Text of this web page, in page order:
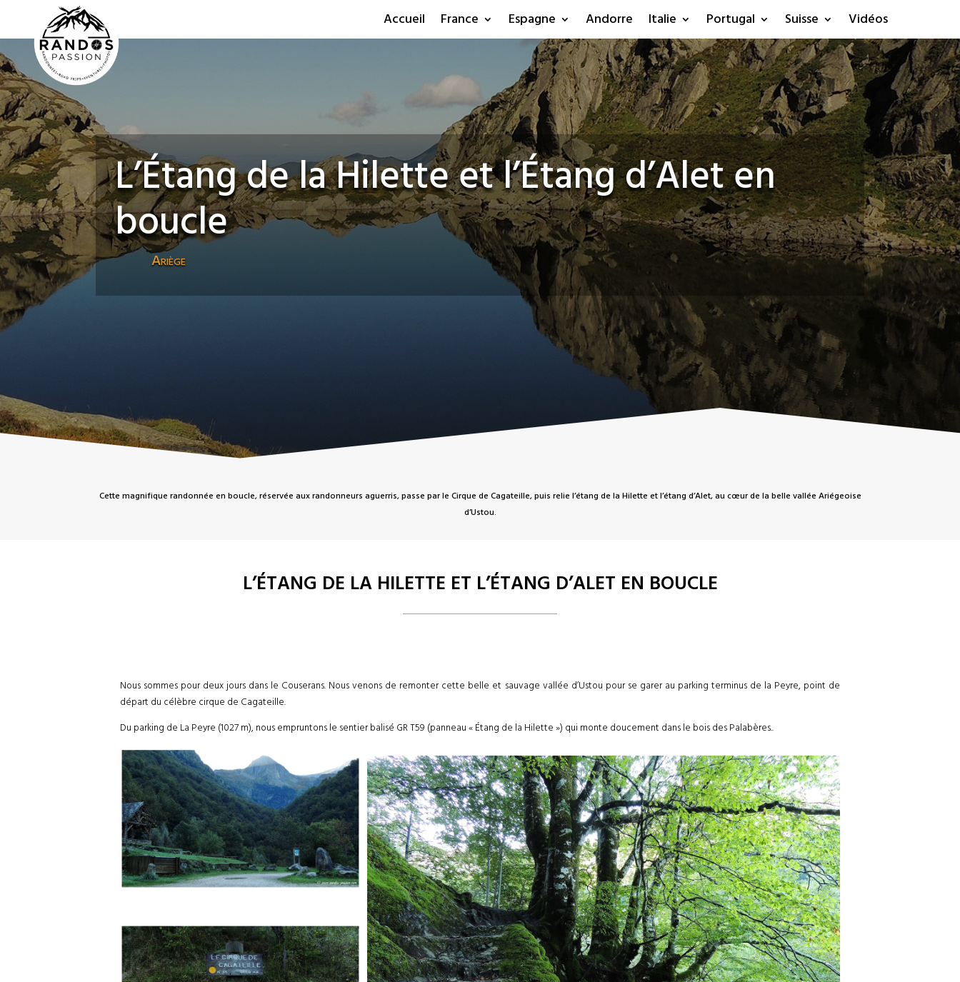
Accueil France Espagne Andorre Italie Portugal Suisse Vidéos
L’Étang de la Hilette et l’Étang d’Alet en
boucle
Ariège
Cette magnifique randonnée en boucle, réservée aux randonneurs aguerris, passe par le Cirque de Cagateille, puis relie l’étang de la Hilette et l’étang d’Alet, au cœur de la belle vallée Ariégeoise
d’Ustou.
L’ÉTANG DE LA HILETTE ET L’ÉTANG D’ALET EN BOUCLE
Nous sommes pour deux jours dans le Couserans. Nous venons de remonter cette belle et sauvage vallée d’Ustou pour se garer au parking terminus de la Peyre, point de
départ du célèbre cirque de Cagateille.
Du parking de La Peyre (1027 m), nous empruntons le sentier balisé GR T59 (panneau « Étang de la Hilette ») qui monte doucement dans le bois des Palabères..